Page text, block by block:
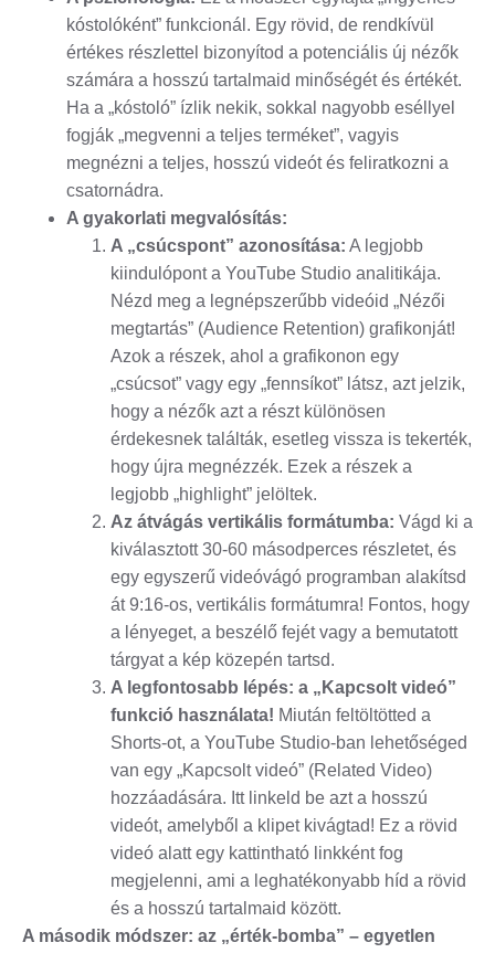
kóstolóként” funkcionál. Egy rövid, de rendkívül
értékes részlettel bizonyítod a potenciális új nézők
számára a hosszú tartalmaid minőségét és értékét.
Ha a „kóstoló” ízlik nekik, sokkal nagyobb eséllyel
fogják „megvenni a teljes terméket”, vagyis
megnézni a teljes, hosszú videót és feliratkozni a
csatornádra.
A gyakorlati megvalósítás:
A „csúcspont” azonosítása: A legjobb
kiindulópont a YouTube Studio analitikája.
Nézd meg a legnépszerűbb videóid „Nézői
megtartás” (Audience Retention) grafikonját!
Azok a részek, ahol a grafikonon egy
„csúcsot” vagy egy „fennsíkot” látsz, azt jelzik,
hogy a nézők azt a részt különösen
érdekesnek találták, esetleg vissza is tekerték,
hogy újra megnézzék. Ezek a részek a
legjobb „highlight” jelöltek.
Az átvágás vertikális formátumba: Vágd ki a
kiválasztott 30-60 másodperces részletet, és
egy egyszerű videóvágó programban alakítsd
át 9:16-os, vertikális formátumra! Fontos, hogy
a lényeget, a beszélő fejét vagy a bemutatott
tárgyat a kép közepén tartsd.
A legfontosabb lépés: a „Kapcsolt videó”
funkció használata! Miután feltöltötted a
Shorts-ot, a YouTube Studio-ban lehetőséged
van egy „Kapcsolt videó” (Related Video)
hozzáadására. Itt linkeld be azt a hosszú
videót, amelyből a klipet kivágtad! Ez a rövid
videó alatt egy kattintható linkként fog
megjelenni, ami a leghatékonyabb híd a rövid
és a hosszú tartalmaid között.
A második módszer: az „érték-bomba” – egyetlen